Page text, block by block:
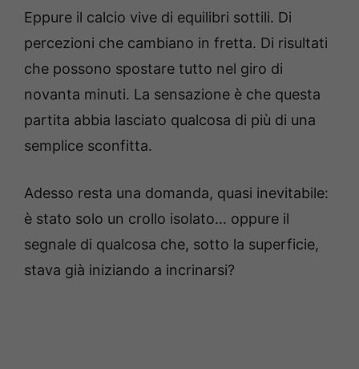
Eppure il calcio vive di equilibri sottili. Di
percezioni che cambiano in fretta. Di risultati
che possono spostare tutto nel giro di
novanta minuti. La sensazione è che questa
partita abbia lasciato qualcosa di più di una
semplice sconfitta.
Adesso resta una domanda, quasi inevitabile:
è stato solo un crollo isolato… oppure il
segnale di qualcosa che, sotto la superficie,
stava già iniziando a incrinarsi?